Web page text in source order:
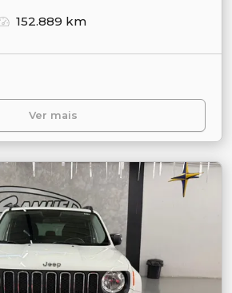
152.889 km
Ver mais